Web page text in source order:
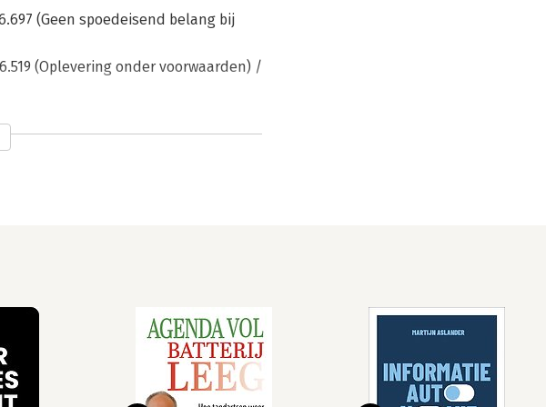
(Geen spoedeisend belang bij
(Oplevering onder voorwaarden) /
/ p. 149
36.364 (Verantwoordelijkheid voor
CUR201904219, ECLI:
en NL18.9752,
van de aannemers) / p. 209